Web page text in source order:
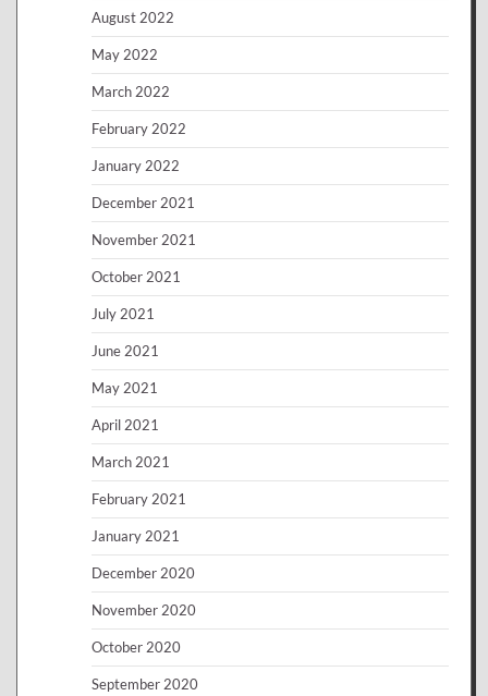
August 2022
May 2022
March 2022
February 2022
January 2022
December 2021
November 2021
October 2021
July 2021
June 2021
May 2021
April 2021
March 2021
February 2021
January 2021
December 2020
November 2020
October 2020
September 2020